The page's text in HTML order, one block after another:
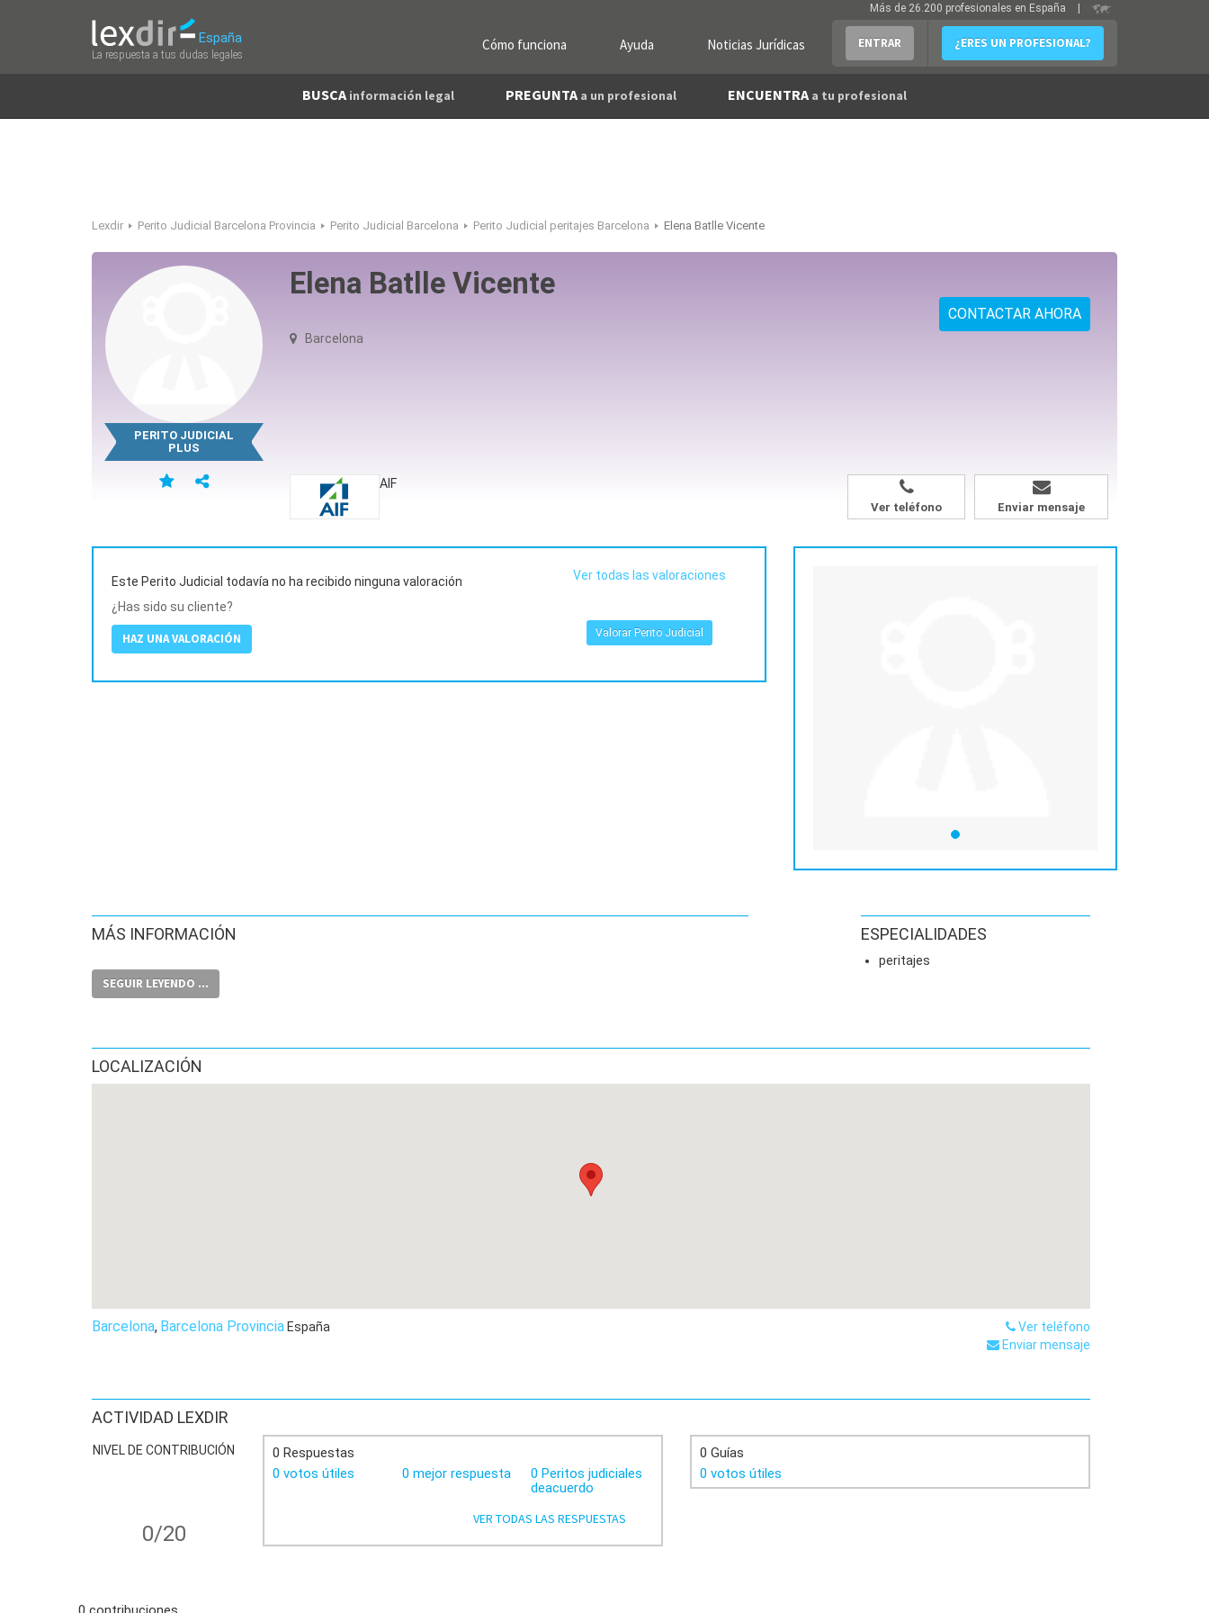
España
La respuesta a tus dudas legales
Cómo funciona Ayuda Noticias Jurídicas ENTRAR ¿ERES UN PROFESIONAL?
Más de 26.200 profesionales en España
BUSCA información legal PREGUNTA a un profesional ENCUENTRA a tu profesional
Lexdir Perito Judicial Barcelona Provincia Perito Judicial Barcelona Perito Judicial peritajes Barcelona Elena Batlle Vicente
PERITO JUDICIAL
PLUS
Elena Batlle Vicente
Barcelona
CONTACTAR AHORA
AIF
Ver teléfono Enviar mensaje
Este Perito Judicial todavía no ha recibido ninguna valoración
¿Has sido su cliente?
HAZ UNA VALORACIÓN
Ver todas las valoraciones
Valorar Perito Judicial
MÁS INFORMACIÓN
SEGUIR LEYENDO ...
ESPECIALIDADES
peritajes
LOCALIZACIÓN
Barcelona, Barcelona Provincia España
Ver teléfono
Enviar mensaje
ACTIVIDAD LEXDIR
NIVEL DE CONTRIBUCIÓN
0/20
0 Respuestas
0 votos útiles
0 mejor respuesta
0 Peritos judiciales
deacuerdo
VER TODAS LAS RESPUESTAS
0 Guías
0 votos útiles